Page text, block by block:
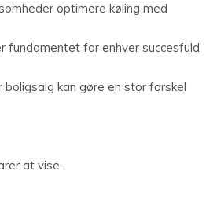
optimere køling med
fundamentet for enhver succesfuld
boligsalg kan gøre en stor forskel
at vise.